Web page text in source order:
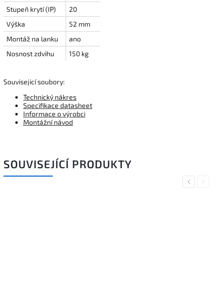
Stupeň krytí (IP)
20
Výška
52 mm
Montáž na lanku
ano
Nosnost zdvihu
150 kg
Souvisejicí soubory:
Technický nákres
Specifikace datasheet
Informace o výrobci
Montážní návod
SOUVISEJÍCÍ PRODUKTY
PreviousNext